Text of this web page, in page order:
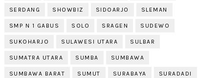
SERDANG SHOWBIZ SIDOARJO SLEMAN
SMP N 1 GABUS SOLO SRAGEN SUDEWO
SUKOHARJO SULAWESI UTARA SULBAR
SUMATRA UTARA SUMBA SUMBAWA
SUMBAWA BARAT SUMUT SURABAYA SURADADI